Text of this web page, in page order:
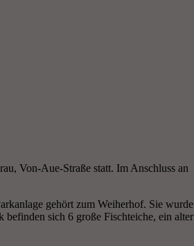
Von-Aue-Straße statt. Im Anschluss an
gehört zum Weiherhof. Sie wurde
befinden sich 6 große Fischteiche, ein alter